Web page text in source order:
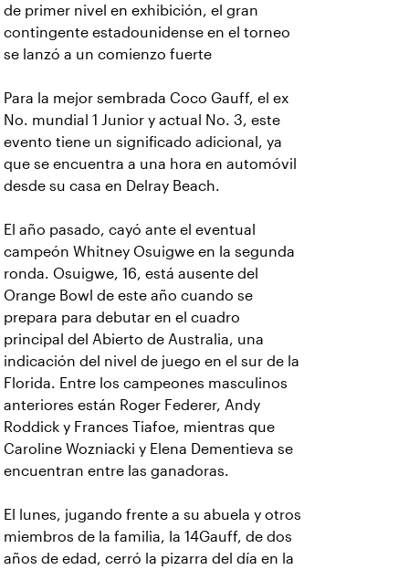
de primer nivel en exhibición, el gran
contingente estadounidense en el torneo
se lanzó a un comienzo fuerte
Para la mejor sembrada Coco Gauff, el ex
No. mundial 1 Junior y actual No. 3, este
evento tiene un significado adicional, ya
que se encuentra a una hora en automóvil
desde su casa en Delray Beach.
El año pasado, cayó ante el eventual
campeón Whitney Osuigwe en la segunda
ronda. Osuigwe, 16, está ausente del
Orange Bowl de este año cuando se
prepara para debutar en el cuadro
principal del Abierto de Australia, una
indicación del nivel de juego en el sur de la
Florida. Entre los campeones masculinos
anteriores están Roger Federer, Andy
Roddick y Frances Tiafoe, mientras que
Caroline Wozniacki y Elena Dementieva se
encuentran entre las ganadoras.
El lunes, jugando frente a su abuela y otros
miembros de la familia, la 14Gauff, de dos
años de edad, cerró la pizarra del día en la